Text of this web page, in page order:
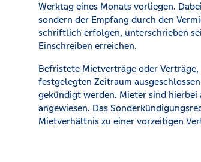
Werktag eines Monats vorliegen.
sondern der Empfang durch den
schriftlich erfolgen, unterschrieben
Einschreiben erreichen.
Befristete Mietverträge oder
festgelegten Zeitraum
gekündigt werden. Mieter sind
angewiesen. Das
Mietverhältnis zu einer vorzeitigen